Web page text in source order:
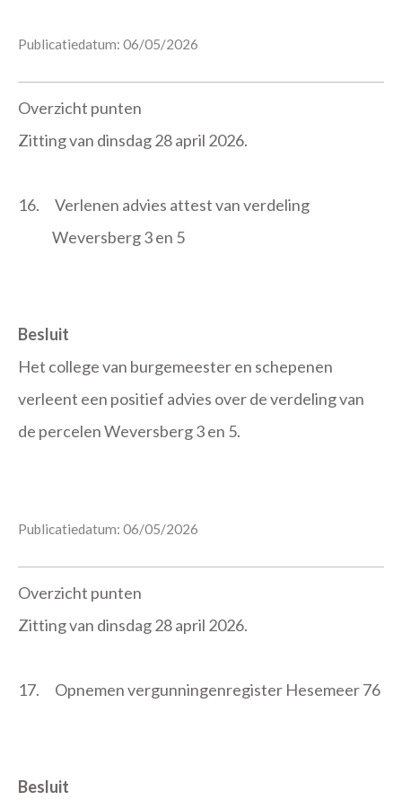
Publicatiedatum: 06/05/2026
Overzicht punten
Zitting van dinsdag 28 april 2026.
16.
Verlenen advies attest van verdeling
Weversberg 3 en 5
Besluit
Het college van burgemeester en schepenen
verleent een positief advies over de verdeling van
de percelen Weversberg 3 en 5.
Publicatiedatum: 06/05/2026
Overzicht punten
Zitting van dinsdag 28 april 2026.
17. Opnemen vergunningenregister Hesemeer 76
Besluit